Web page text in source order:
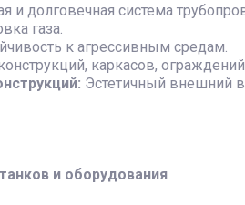
и долговечная система
газа.
к агрессивным средам.
каркасов,
Эстетичный внешний
и оборудования